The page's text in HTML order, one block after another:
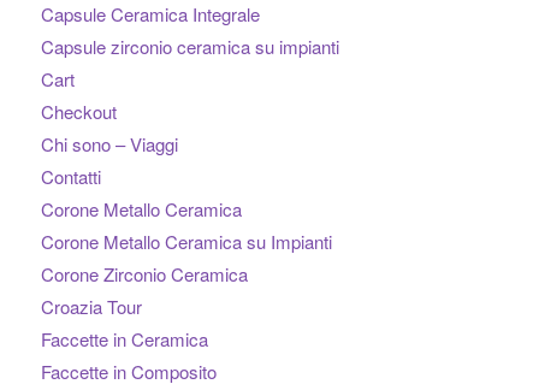
Capsule Ceramica Integrale
Capsule zirconio ceramica su impianti
Cart
Checkout
Chi sono – Viaggi
Contatti
Corone Metallo Ceramica
Corone Metallo Ceramica su Impianti
Corone Zirconio Ceramica
Croazia Tour
Faccette in Ceramica
Faccette in Composito